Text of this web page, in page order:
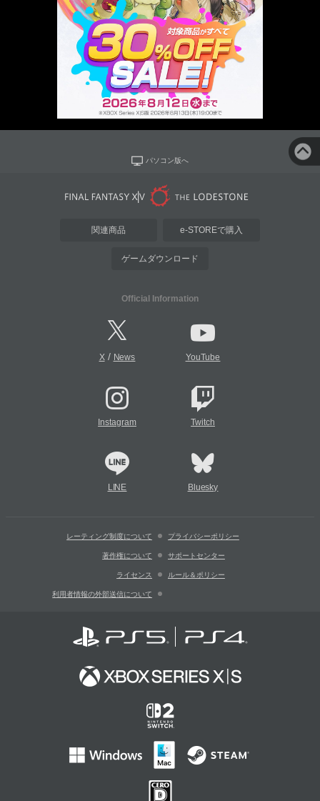
パソコン版へ
関連商品 e-STOREで購入
ゲームダウンロード
Official Information
X/ News YouTube
Instagram Twitch
LINE Bluesky
レーティング制度について プライバシーポリシー
著作権について サポートセンター
ライセンス ルール＆ポリシー
利用者情報の外部送信について